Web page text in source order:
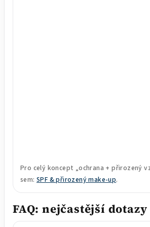
Pro celý koncept „ochrana + přirozený
sem: SPF & přirozený make-up.
FAQ: nejčastější dotazy